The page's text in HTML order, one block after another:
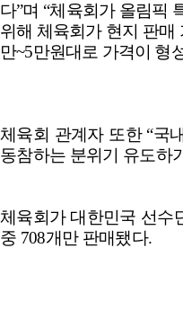
다”며 “체육회가 올림픽
위해 체육회가 현지 판
만~5만원대로 가격이 형
체육회 관계자 또한 “국
동참하는 분위기 유도하
체육회가 대한민국 선수
중 708개만 판매됐다.